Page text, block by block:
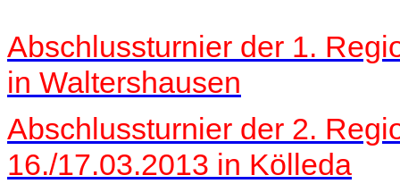
Abschlussturnier der 1.
in Waltershausen
Abschlussturnier der 2.
16./17.03.2013 in Kölleda